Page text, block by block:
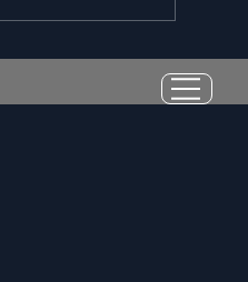
il Quoziente di